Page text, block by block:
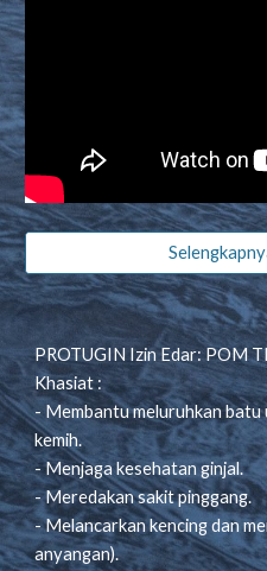
PROTUGIN Izin Edar: POM
Khasiat :
- Membantu meluruhkan batu
kemih.
- Menjaga kesehatan ginjal.
- Meredakan sakit pinggang.
- Melancarkan kencing dan
anyangan).